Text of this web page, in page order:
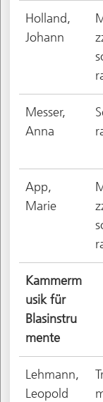
Holland,
Johann
Messer,
Anna
App,
Marie
Kammerm
usik für
Blasinstru
mente
Lehmann,
Leopold